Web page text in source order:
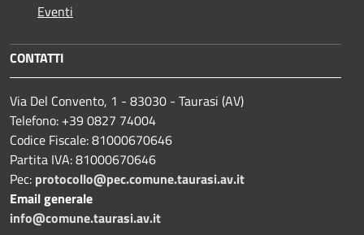
Eventi
CONTATTI
Via Del Convento, 1 - 83030 - Taurasi (AV)
Telefono: +39 0827 74004
Codice Fiscale: 81000670646
Partita IVA: 81000670646
Pec: protocollo@pec.comune.taurasi.av.it
Email generale
info@comune.taurasi.av.it